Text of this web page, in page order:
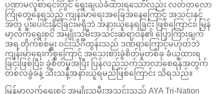
ပဏာမလူစာရင်းတွင် ရွေးချယ်ခံထားရသော်လည်း လတ်တလော
ကြုံတွေ့နေရသည့် ကျန်းမာရေးအခြေအနေကြောင့် အသင်းနှင့်
အတူ ပူးပေါင်းနိုင်ခြင်းမရှိဘဲ အနားယူနေရခြင်း ဖြစ်ကြောင်း၊ မြန်
မာ့လက်ရွေးစင် အမျိုးသမီးအသင်းဆရာဝန်၏ ပြောကြားချက်
အရ တိုက်စစ်မှူး ဝင်းသိင်္ဂီထွန်းသည် ဒဏ်ရာကြောင့်မဟုတ်ဘဲ
ကျန်းမာရေးကိစ္စကြောင့် အသေးစားခွဲစိတ်မှုတစ်ခု ခံယူထားရ
ခြင်းဖြစ်ပြီး၊ ခွဲစိတ်မှုအပြီး ပြန်လည်သက်သာလာစေရန်အတွက်
တစ်လခွဲခန့် သီးသန့်အနားယူရမည်ဖြစ်ကြောင်း သိရသည်။
မြန်မာ့လက်ရွေးစင် အမျိုးသမီးအသင်းသည် AYA Tri-Nation